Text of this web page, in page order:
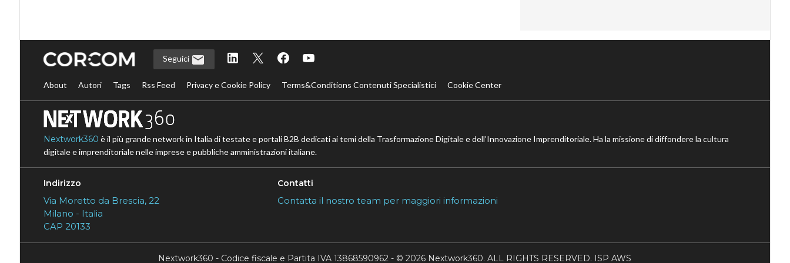
Seguici
About Autori Tags Rss Feed Privacy e Cookie Policy Terms&Conditions Contenuti Specialistici Cookie Center
Nextwork360 è il più grande network in Italia di testate e portali B2B dedicati ai temi della Trasformazione Digitale e dell’Innovazione Imprenditoriale. Ha la missione di diffondere la cultura
digitale e imprenditoriale nelle imprese e pubbliche amministrazioni italiane.
Indirizzo
Via Moretto da Brescia, 22
Milano - Italia
CAP 20133
Contatti
Contatta il nostro team per maggiori informazioni
Nextwork360 - Codice fiscale e Partita IVA 13868590962 - © 2026 Nextwork360. ALL RIGHTS RESERVED. ISP AWS